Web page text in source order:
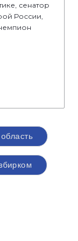
сенатор
России,